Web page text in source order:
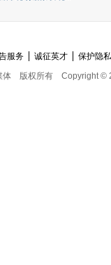
服务 诚征英才
保护隐
体
版权所有 Copyright ©